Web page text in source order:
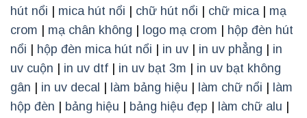
hút nổi
mica hút nổi chữ hút nổi chữ mica| mạ
crom
mạ chân không logo mạ crom
hộp đèn hút
nổi
hộp đèn mica hút nổi in uv in uv phẳng
in
uv cuộn
in uv dtf in uv bạt 3m
in uv bạt không
gân
in uv decal làm bảng hiệu làm chữ nổi
làm
hộp đèn
bảng hiệu bảng hiệu đẹp làm chữ alu